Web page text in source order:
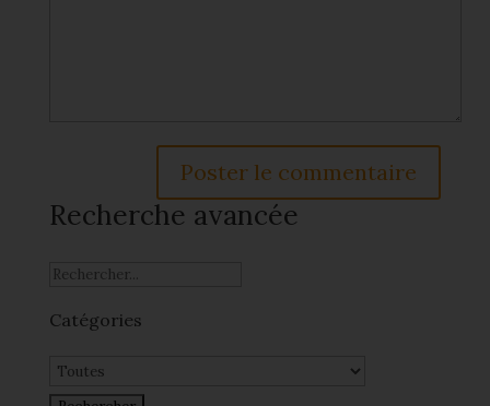
Recherche avancée
Catégories